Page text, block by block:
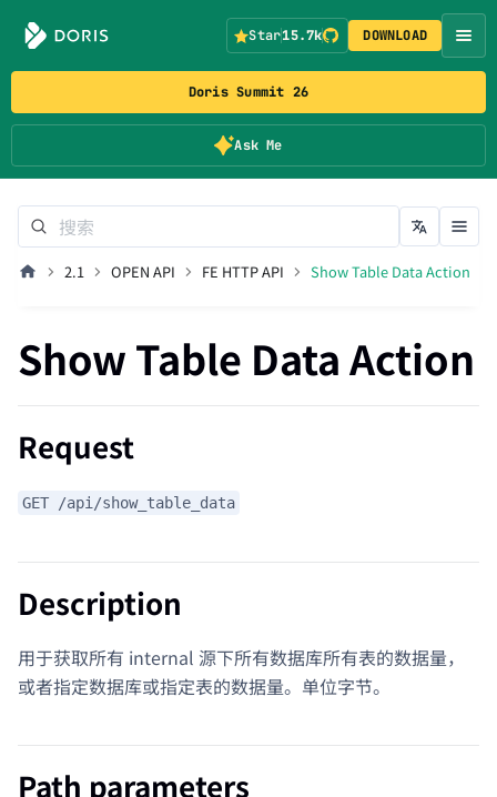
Doris Summit 26
Ask Me
Star15.7k DOWNLOAD
2.1 OPEN API FE HTTP API Show Table Data Action
Show Table Data Action
Request
GET /api/show_table_data
Description
用于获取所有 internal 源下所有数据库所有表的数据量，
或者指定数据库或指定表的数据量。单位字节。
Path parameters